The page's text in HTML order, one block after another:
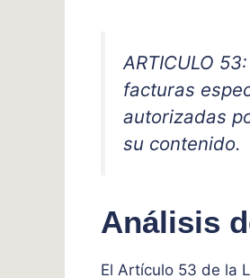
ARTICULO
facturas
autorizadas
su contenido.
Análisis
El Artículo 53 de la